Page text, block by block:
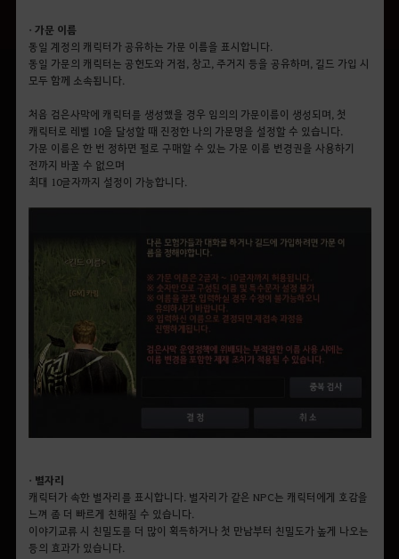
• 가문 이름
동일 계정의 캐릭터가 공유하는 가문 이름을 표시합니다.
동일 가문의 캐릭터는 공헌도와 거점, 창고, 주거지 등을 공유하며, 길드 가입 시
모두 함께 소속됩니다.
처음 검은사막에 캐릭터를 생성했을 경우 임의의 가문이름이 생성되며, 첫
캐릭터로 레벨 10을 달성할 때 진정한 나의 가문명을 설정할 수 있습니다.
가문 이름은 한 번 정하면 펄로 구매할 수 있는 가문 이름 변경권을 사용하기
전까지 바꿀 수 없으며
최대 10글자까지 설정이 가능합니다.
• 별자리
캐릭터가 속한 별자리를 표시합니다. 별자리가 같은 NPC는 캐릭터에게 호감을
느껴 좀 더 빠르게 친해질 수 있습니다.
이야기교류 시 친밀도를 더 많이 획득하거나 첫 만남부터 친밀도가 높게 나오는
등의 효과가 있습니다.